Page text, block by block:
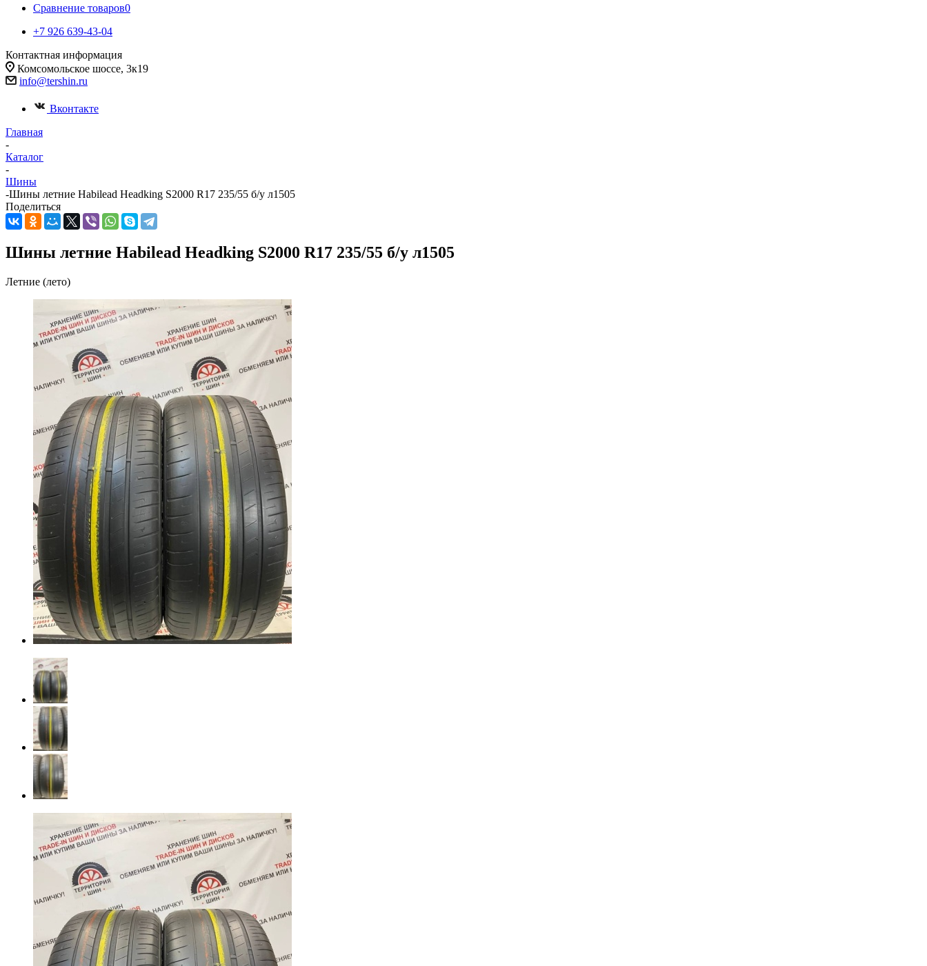
Сравнение товаров0
+7 926 639-43-04
Контактная информация
Комсомольское шоссе, 3к19
info@tershin.ru
Вконтакте
Главная
-
Каталог
-
Шины
-Шины летние Habilead Headking S2000 R17 235/55 б/у л1505
Поделиться
Шины летние Habilead Headking S2000 R17 235/55 б/у л1505
Летние (лето)